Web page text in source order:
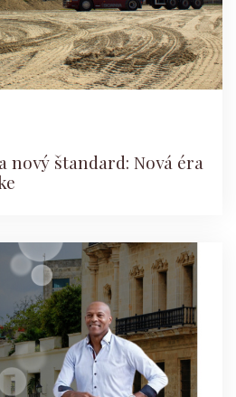
nový štandard: Nová éra